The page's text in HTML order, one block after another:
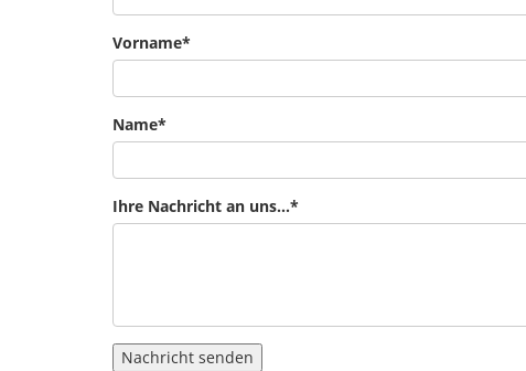
Vorname*
Name*
Ihre Nachricht an uns...*
Nachricht senden